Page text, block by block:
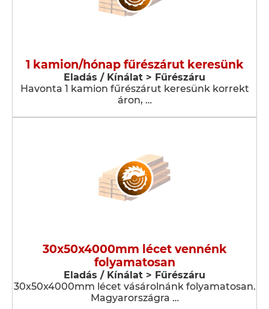
1 kamion/hónap fűrészárut keresünk
Eladás / Kínálat > Fűrészáru
Havonta 1 kamion fűrészárut keresünk korrekt
áron, …
30x50x4000mm lécet vennénk
folyamatosan
Eladás / Kínálat > Fűrészáru
30x50x4000mm lécet vásárolnánk folyamatosan.
Magyarországra …